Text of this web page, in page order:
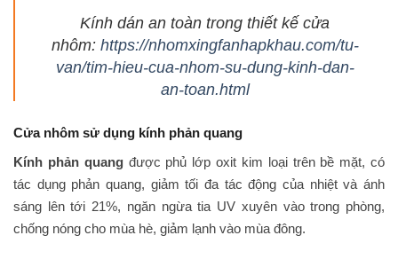
Kính dán an toàn trong thiết kế cửa
nhôm: https://nhomxingfanhapkhau.com/tu-
van/tim-hieu-cua-nhom-su-dung-kinh-dan-
an-toan.html
Cửa nhôm sử dụng kính phản quang
Kính phản quangđược phủ lớp oxit kim loại trên bề mặt, có
tác dụng phản quang, giảm tối đa tác động của nhiệt và ánh
sáng lên tới 21%, ngăn ngừa tia UV xuyên vào trong phòng,
chống nóng cho mùa hè, giảm lạnh vào mùa đông.